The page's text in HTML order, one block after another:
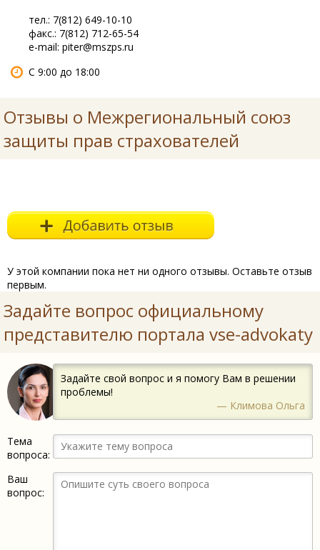
тел.: 7(812) 649-10-10
факс.: 7(812) 712-65-54
e-mail: piter@mszps.ru
С 9:00 до 18:00
Отзывы о Межрегиональный союз
защиты прав страхователей
У этой компании пока нет ни одного отзывы. Оставьте отзыв
первым.
Задайте вопрос официальному
представителю портала vse-advokaty
Задайте свой вопрос и я помогу Вам в решении
проблемы!
— Климова Ольга
Тема
вопроса:
Ваш
вопрос: